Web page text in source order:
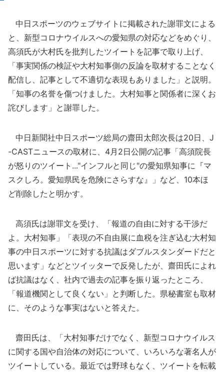
中日スポーツのウェブサイトに掲載された謝罪文による
と、新型コロナウイルスへの愛知県の対応などをめぐり、
高須氏が大村氏を批判したツイートを記事で取り上げ、
「事実関係の検証や大村知事側の反論を取材することなく
配信し、記事として不適切な表現もありました」と説明。
「知事の名誉を傷つけました。大村知事と関係者に深くお
詫びします」と謝罪した。
中日新聞社中日スポーツ総局の齋田太郎次長は20日、J
-CASTニュースの取材に、4月2日公開の記事「高須院長
が怒りのツイート..."インフルと同じ"の愛知県知事に『マ
スクしろ。愛知県民を危険にさらすな』」など、10本ほ
ど削除したと明かす。
高須氏は謝罪文を受け、「報道の自由に対する干渉だ
よ。大村知事」「表現の不自由展に血税を注ぎ込む大村知
事の中日スポーツに対する抗議はダブルスタンダードだと
思います」などとツイッターで反発したが、齋田氏によれ
ば抗議はなく、社内で過去の記事を振り返ったところ、
「報道機関として良くない」と判断した。県秘書室も取材
に、そのような事実はないと答えた。
齋田氏は、「大村知事だけでなく、新型コロナウイルス
に関する国や自治体の対応について、いろいろな著名人が
ツイートしている。最近では野球もなく、ツイートを転載